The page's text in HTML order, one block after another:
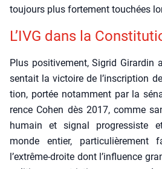
tou­jours plus for­te­ment tou­chées
L’IVG dans la
Plus posi­ti­ve­ment, Sigrid Girar­din
sen­tait la vic­toire de l’inscription
tion, por­tée notam­ment par la
rence Cohen dès 2017, comme
humain et signal pro­gres­siste
monde entier, par­ti­cu­liè­re­ment
l’extrême-droite dont l’influence